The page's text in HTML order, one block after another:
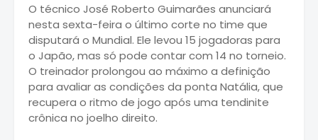
O técnico José Roberto Guimarães anunciará
nesta sexta-feira o último corte no time que
disputará o Mundial. Ele levou 15 jogadoras para
o Japão, mas só pode contar com 14 no torneio.
O treinador prolongou ao máximo a definição
para avaliar as condições da ponta Natália, que
recupera o ritmo de jogo após uma tendinite
crônica no joelho direito.